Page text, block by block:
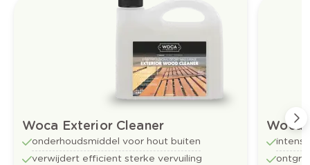
Woca Exterior Cleaner
onderhoudsmiddel voor hout buiten
verwijdert efficient sterke vervuiling
Woca